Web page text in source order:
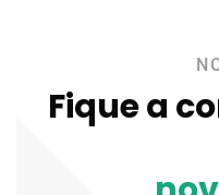
Fique a